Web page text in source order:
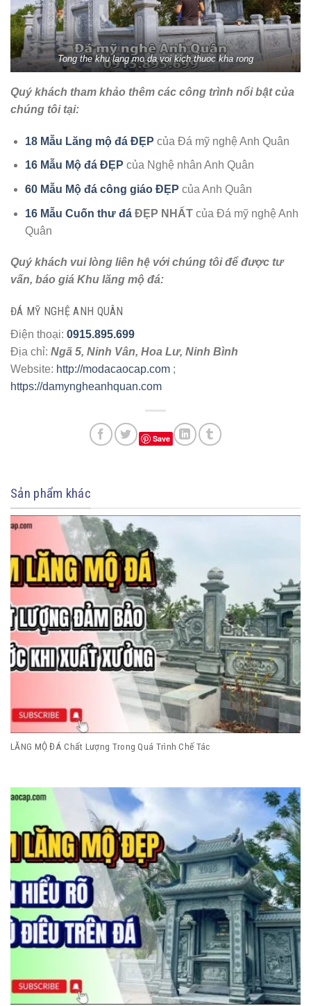
Tong the khu lang mo da voi kich thuoc kha rong
Quý khách tham khảo thêm các công trình nổi bật của
chúng tôi tại:
18 Mẫu Lăng mộ đá ĐẸP của Đá mỹ nghệ Anh Quân
16 Mẫu Mộ đá ĐẸP của Nghệ nhân Anh Quân
60 Mẫu Mộ đá công giáo ĐẸP của Anh Quân
16 Mẫu Cuốn thư đáĐẸP NHẤTcủa Đá mỹ nghệ Anh
Quân
Quý khách vui lòng liên hệ với chúng tôi để được tư
vấn, báo giá Khu lăng mộ đá:
ĐÁ MỸ NGHỆ ANH QUÂN
Điện thoại: 0915.895.699
Địa chỉ: Ngã 5, Ninh Vân, Hoa Lư, Ninh Bình
Website: http://modacaocap.com ;
https://damyngheanhquan.com
Save
Sản phẩm khác
LĂNG MỘ ĐÁ Chất Lượng Trong Quá Trình Chế Tác